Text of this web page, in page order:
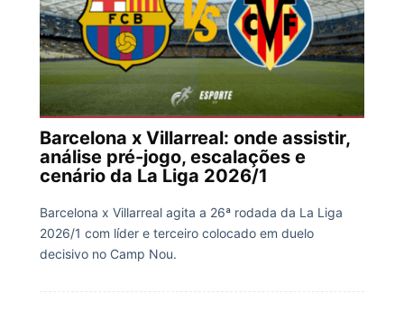
Barcelona x Villarreal: onde assistir,
análise pré-jogo, escalações e
cenário da La Liga 2026/1
Barcelona x Villarreal agita a 26ª rodada da La Liga
2026/1 com líder e terceiro colocado em duelo
decisivo no Camp Nou.